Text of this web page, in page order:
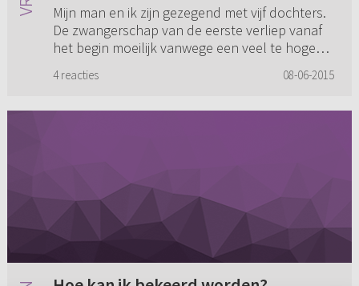
Mijn man en ik zijn gezegend met vijf dochters.
De zwangerschap van de eerste verliep vanaf
het begin moeilijk vanwege een veel te hoge
week van de zwangers...
4 reacties 08-06-2015